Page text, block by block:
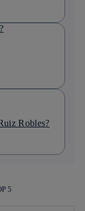
Robles?
5